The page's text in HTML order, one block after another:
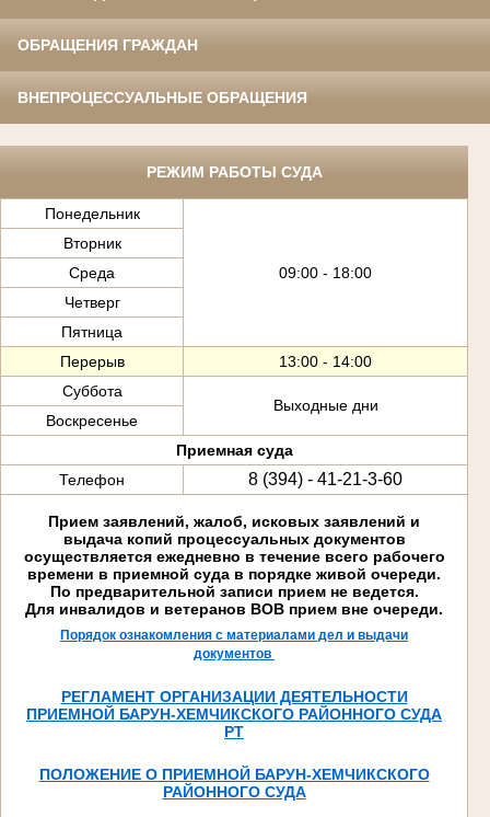
ОБРАЩЕНИЯ ГРАЖДАН
ВНЕПРОЦЕССУАЛЬНЫЕ ОБРАЩЕНИЯ
РЕЖИМ РАБОТЫ СУДА
Понедельник
09:00 - 18:00
Вторник
Среда
Четверг
Пятница
Перерыв
13:00 - 14:00
Суббота
Выходные дни
Воскресенье
Приемная суда
Телефон
8 (394) - 41-21-3-60
Прием заявлений, жалоб, исковых заявлений и
выдача копий процессуальных документов
осуществляется ежедневно в течение всего рабочего
времени в приемной суда в порядке живой очереди.
По предварительной записи прием не ведется.
Для инвалидов и ветеранов ВОВ прием вне очереди.
Порядок ознакомления с материалами дел и выдачи
документов
РЕГЛАМЕНТ ОРГАНИЗАЦИИ ДЕЯТЕЛЬНОСТИ
ПРИЕМНОЙ БАРУН-ХЕМЧИКСКОГО РАЙОННОГО СУДА
РТ
ПОЛОЖЕНИЕ О ПРИЕМНОЙ БАРУН-ХЕМЧИКСКОГО
РАЙОННОГО СУДА